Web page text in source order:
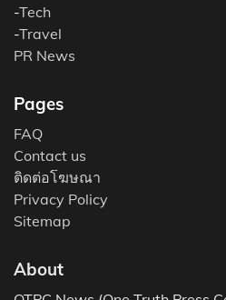
-Tech
-Travel
PR News
Pages
FAQ
Contact us
ติดต่อโฆษณา
Privacy Policy
Sitemap
About